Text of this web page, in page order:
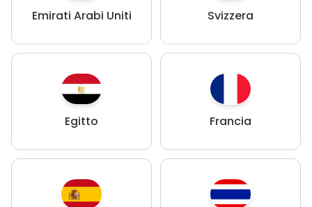
Emirati Arabi Uniti Svizzera
Egitto Francia